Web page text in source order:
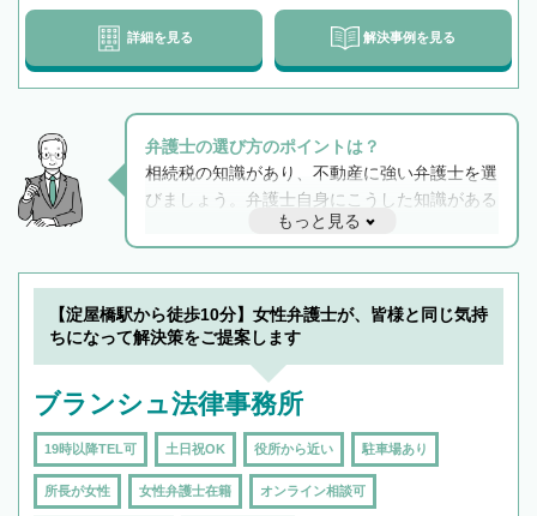
詳細を見る 解決事例を見る
弁護士の選び方のポイントは？
相続税の知識があり、不動産に強い弁護士を選
びましょう。弁護士自身にこうした知識がある
と他士業との連携もスムーズに進み、トラブル
解決のみならず相続をトータルで任せることが
できます。また、相続は感情がからむ分野なの
でフィーリングも重要です。実際に電話や面談
で複数の弁護士と会話をしてウマが合う方に依
もっと見る
【淀屋橋駅から徒歩10分】女性弁護士が、皆様と同じ気持
ちになって解決策をご提案します
ブランシュ法律事務所
19時以降TEL可 土日祝OK 役所から近い 駐車場あり
所長が女性 女性弁護士在籍 オンライン相談可